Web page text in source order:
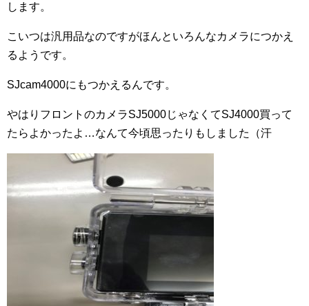
します。
こいつは汎用品なのですがほんといろんなカメラにつかえ
るようです。
SJcam4000にもつかえるんです。
やはりフロントのカメラSJ5000じゃなくてSJ4000買って
たらよかったよ…なんて今頃思ったりもしました（汗